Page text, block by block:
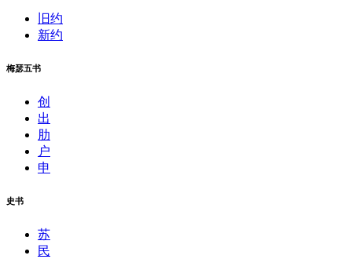
旧约
新约
梅瑟五书
创
出
肋
户
申
史书
苏
民